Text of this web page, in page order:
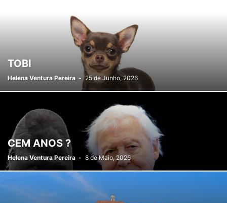
TOBI
Helena Ventura Pereira - 25 de Junho, 2026
CEM ANOS ?
Helena Ventura Pereira - 8 de Maio, 2026